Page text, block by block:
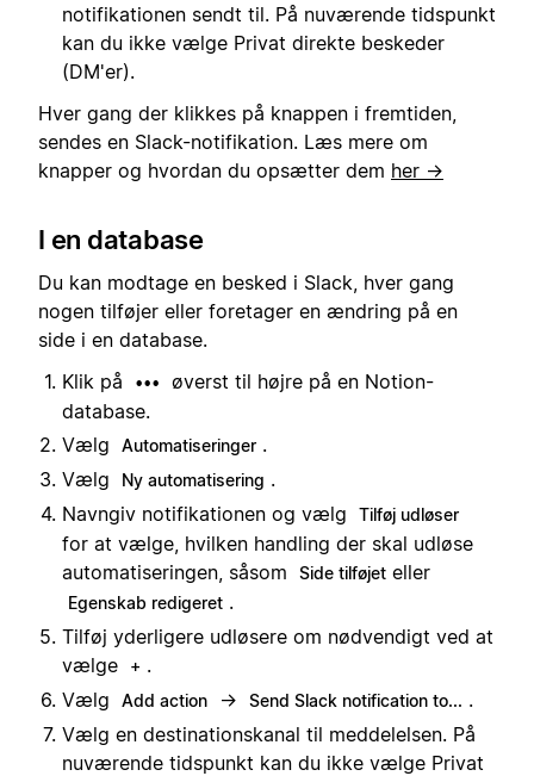
notifikationen sendt til. På nuværende tidspunkt
kan du ikke vælge Privat direkte beskeder
(DM'er).
Hver gang der klikkes på knappen i fremtiden,
sendes en Slack-notifikation. Læs mere om
knapper og hvordan du opsætter dem her →
I en database
Du kan modtage en besked i Slack, hver gang
nogen tilføjer eller foretager en ændring på en
side i en database.
Klik på
•••
øverst til højre på en Notion-
database.
Vælg
Automatiseringer .
Vælg
Ny automatisering .
Navngiv notifikationen og vælg
Tilføj udløser
for at vælge, hvilken handling der skal udløse
automatiseringen, såsom
Side tilføjet eller
Egenskab redigeret .
Tilføj yderligere udløsere om nødvendigt ved at
vælge
+ .
Vælg
Add action → Send Slack notification to... .
Vælg en destinationskanal til meddelelsen. På
nuværende tidspunkt kan du ikke vælge Privat